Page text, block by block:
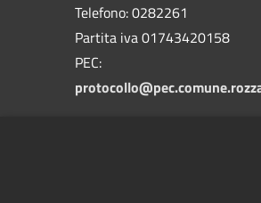
Telefono: 0282261
Partita iva 01743420158
PEC: